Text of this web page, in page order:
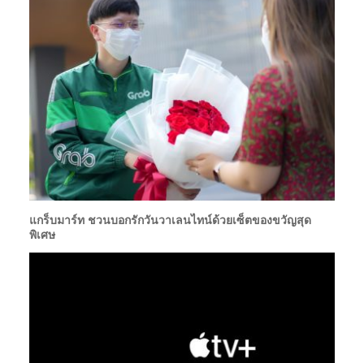
แกร็บมาร์ท ชวนบอกรักวันวาเลนไทน์ด้วยเซ็ตของขวัญสุด
พิเศษ